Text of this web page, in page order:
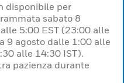
disponibile per
sabato 8
5:00 EST (23:00 alle
9 agosto dalle 1:00 alle
alle 14:30 IST).
pazienza durante